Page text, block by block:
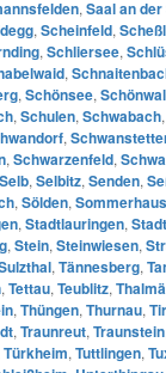
, Saal an
, Scheinfeld,
, Schliersee,
,
, Schönsee,
, Schulen, Schwabach,
,
, Schwarzenfeld,
Selb, Selbitz, Senden,
, Sölden,
, Stadtlauringen,
, Stein, Steinwiesen,
, Tännesberg,
, Tettau, Teublitz,
, Thüngen, Thurnau,
, Traunreut, Traunstein
Türkheim, Tuttlingen,